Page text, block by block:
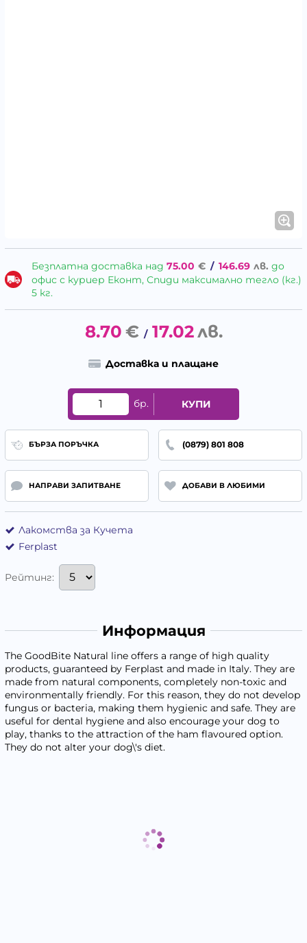
Безплатна доставка над 75.00 € / 146.69 лв. до
офис с куриер Еконт, Спиди максимално тегло (кг.)
5 кг.
8.70 € / 17.02лв.
Доставка и плащане
бр. КУПИ
БЪРЗА ПОРЪЧКА (0879) 801 808
НАПРАВИ ЗАПИТВАНЕ ДОБАВИ В ЛЮБИМИ
Лакомства за Кучета
Ferplast
Рейтинг:
Информация
The GoodBite Natural line offers a range of high quality
products, guaranteed by Ferplast and made in Italy. They are
made from natural components, completely non-toxic and
environmentally friendly. For this reason, they do not develop
fungus or bacteria, making them hygienic and safe. They are
useful for dental hygiene and also encourage your dog to
play, thanks to the attraction of the ham flavoured option.
They do not alter your dog\'s diet.